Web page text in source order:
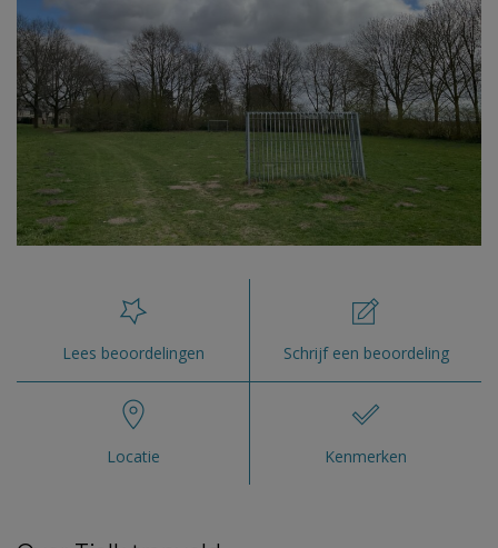
Lees beoordelingen Schrijf een beoordeling
Locatie Kenmerken